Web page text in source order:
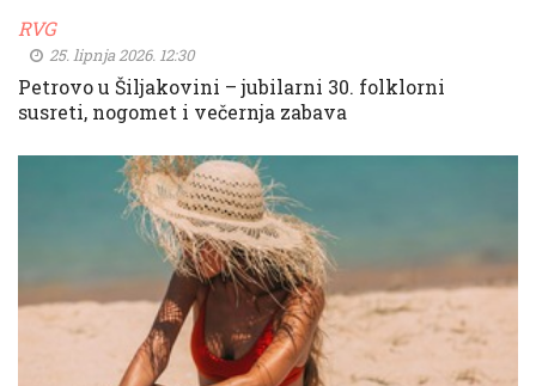
RVG
25. lipnja 2026. 12:30
Petrovo u Šiljakovini – jubilarni 30. folklorni
susreti, nogomet i večernja zabava